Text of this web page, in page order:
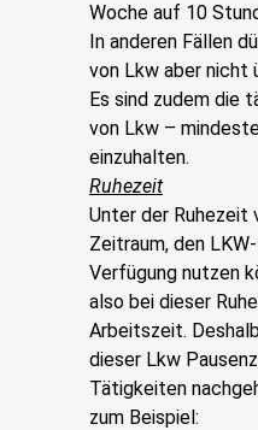
Woche auf 10
In anderen Fällen
von Lkw aber nicht
Es sind zudem die
von Lkw –
einzuhalten.
Ruhezeit
Unter der Ruhezeit
Zeitraum, den
Verfügung nutzen
also bei dieser
Arbeitszeit.
dieser Lkw
Tätigkeiten
zum Beispiel: